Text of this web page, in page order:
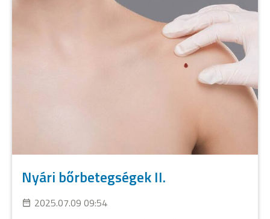
Nyári bőrbetegségek II.
2025.07.09 09:54